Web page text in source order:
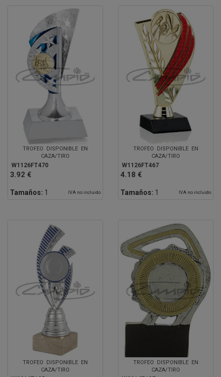
TROFEO DISPONIBLE EN
CAZA/TIRO
W1126FT470
3.92 €
Tamaños: 1 IVA no incluido
TROFEO DISPONIBLE EN
CAZA/TIRO
W1126FT467
4.18 €
Tamaños: 1 IVA no incluido
TROFEO DISPONIBLE EN
CAZA/TIRO
TROFEO DISPONIBLE EN
CAZA/TIRO